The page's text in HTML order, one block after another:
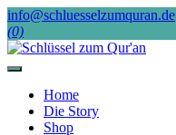
Skip
to
content
info@schluesselzumquran.de
(0)
Home
Die Story
Shop